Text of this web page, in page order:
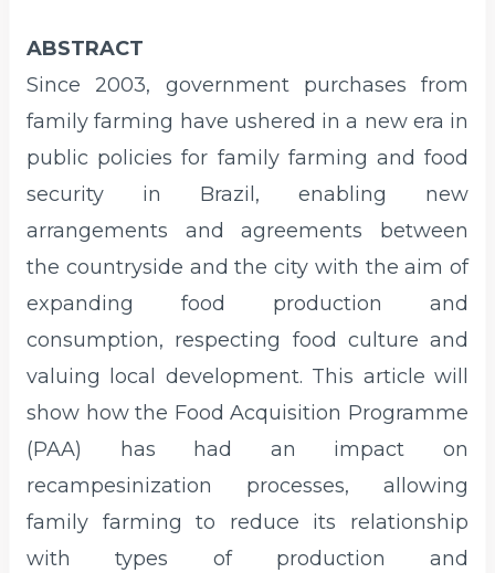
ABSTRACT
Since 2003, government purchases from
family farming have ushered in a new era in
public policies for family farming and food
security in Brazil, enabling new
arrangements and agreements between
the countryside and the city with the aim of
expanding food production and
consumption, respecting food culture and
valuing local development. This article will
show how the Food Acquisition Programme
(PAA) has had an impact on
recampesinization processes, allowing
family farming to reduce its relationship
with types of production and